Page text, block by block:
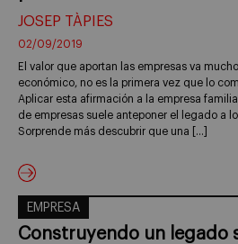
JOSEP TÀPIES
02/09/2019
El valor que aportan las empresas va
económico, no es la primera vez que lo
Aplicar esta afirmación a la empresa
de empresas suele anteponer el legado a
Sorprende más descubrir que una […]
EMPRESA
Construyendo un legado